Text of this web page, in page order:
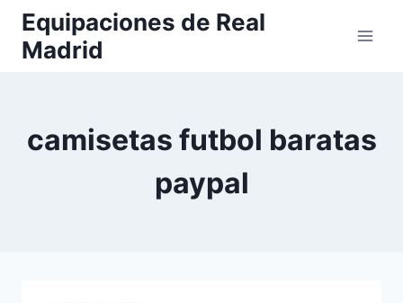
Saltar
contenido
Equipaciones de Real
Madrid
camisetas futbol baratas
paypal